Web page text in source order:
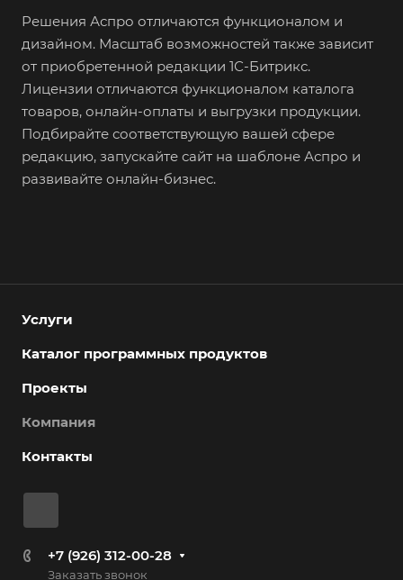
Решения Аспро отличаются функционалом и
дизайном. Масштаб возможностей также зависит
от приобретенной редакции 1С-Битрикс.
Лицензии отличаются функционалом каталога
товаров, онлайн-оплаты и выгрузки продукции.
Подбирайте соответствующую вашей сфере
редакцию, запускайте сайт на шаблоне Аспро и
развивайте онлайн-бизнес.
Услуги
Каталог программных продуктов
Проекты
Компания
Контакты
+7 (926) 312-00-28
Заказать звонок